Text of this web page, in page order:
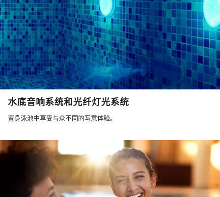
水底音响系统和光纤灯光系统
置身泳池中享受与众不同的写意体验。